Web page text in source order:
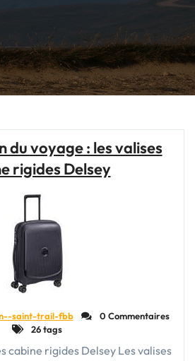
du voyage : les valises
rigides Delsey
saint-trail-fbb
0 Commentaires
26 tags
cabine rigides Delsey Les valises